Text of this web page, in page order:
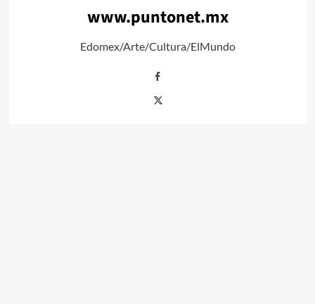
www.puntonet.mx
Edomex/Arte/Cultura/ElMundo